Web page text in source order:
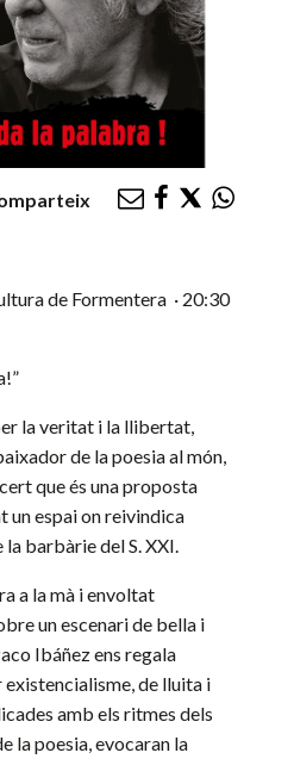
de Formentera · 20:30
la veritat i la llibertat,
de la poesia al món,
que és una proposta
un espai on reivindica
la barbàrie del S. XXI.
a la mà i envoltat
un escenari de bella i
Ibáñez ens regala
existencialisme, de lluita i
amb els ritmes dels
la poesia, evocaran la